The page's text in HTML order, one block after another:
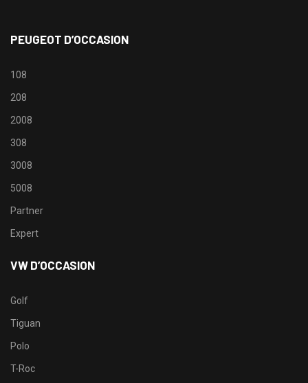
PEUGEOT D’OCCASION
108
208
2008
308
3008
5008
Partner
Expert
VW D’OCCASION
Golf
Tiguan
Polo
T-Roc